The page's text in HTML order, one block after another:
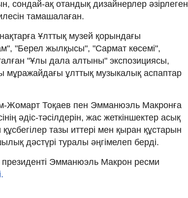
сондай-ақ отандық дизайнерлер әзірлеген
тамашалаған.
Ұлттық музей қорындағы
"Берел жылқысы", "Сармат көсемі",
"Ұлы дала алтыны" экспозициясы,
ұлттық музыкалық аспаптар
Жомарт Тоқаев пен Эмманюэль Макронға
әдіс-тәсілдерін, жас жеткіншектер асық
тазы иттері мен қыран құстарын
дәстүрі туралы әңгімелеп берді.
президенті Эмманюэль Макрон ресми